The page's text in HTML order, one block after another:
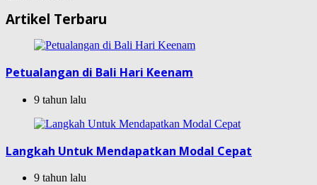
Artikel Terbaru
Petualangan di Bali Hari Keenam
9 tahun lalu
Langkah Untuk Mendapatkan Modal Cepat
9 tahun lalu